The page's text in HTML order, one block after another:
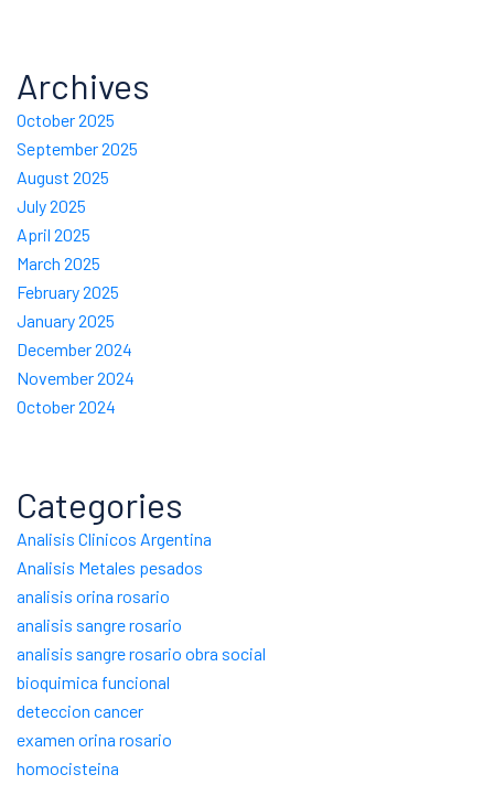
Archives
October 2025
September 2025
August 2025
July 2025
April 2025
March 2025
February 2025
January 2025
December 2024
November 2024
October 2024
Categories
Analisis Clinicos Argentina
Analisis Metales pesados
analisis orina rosario
analisis sangre rosario
analisis sangre rosario obra social
bioquimica funcional
deteccion cancer
examen orina rosario
homocisteina